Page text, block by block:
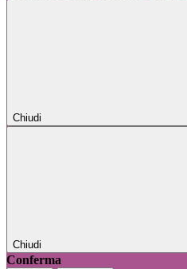
Chiudi
Chiudi
Conferma